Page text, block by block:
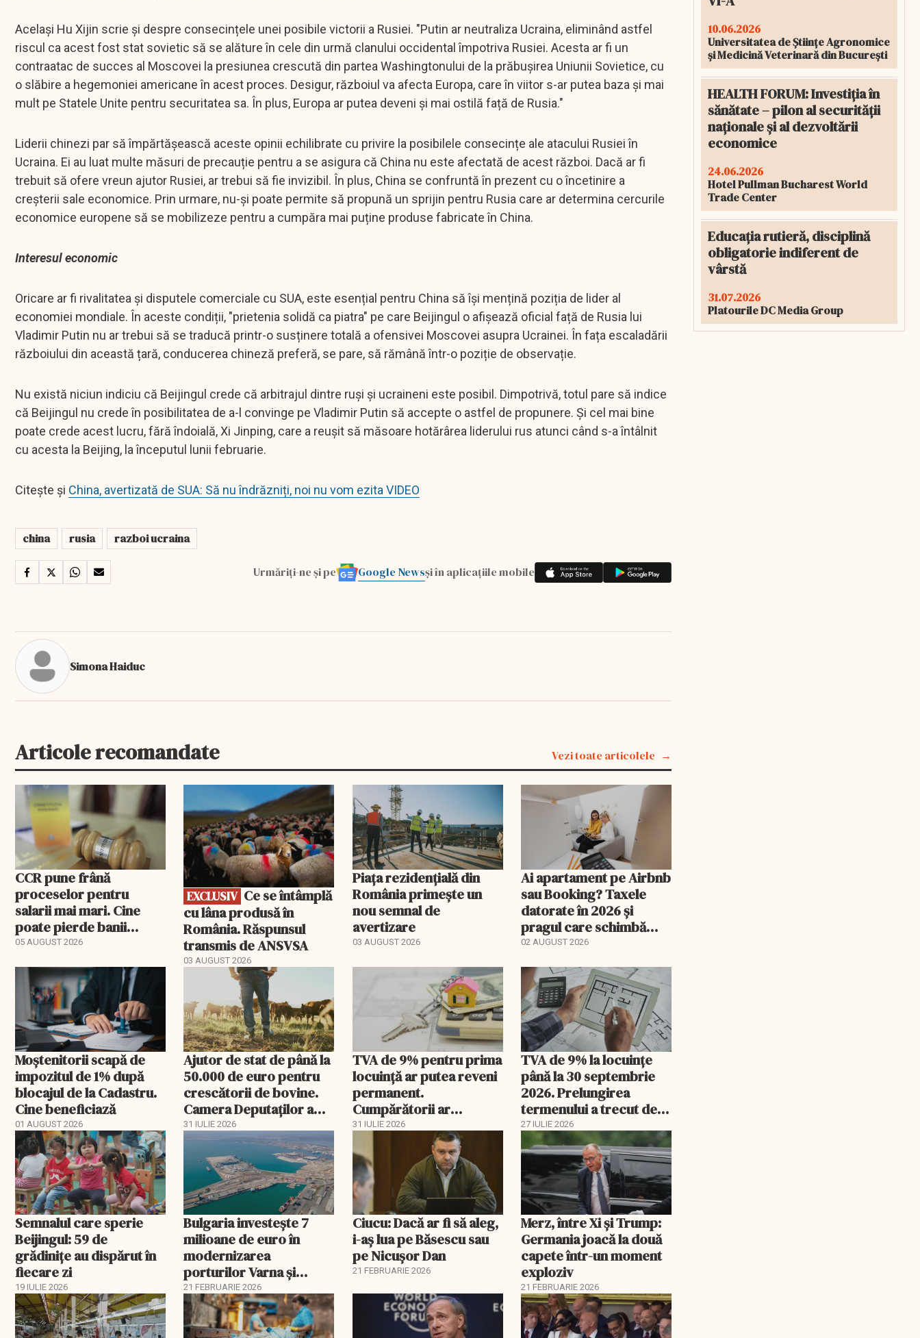
Același Hu Xijin scrie și despre consecințele unei posibile victorii a Rusiei. "Putin ar neutraliza Ucraina, eliminând astfel
riscul ca acest fost stat sovietic să se alăture în cele din urmă clanului occidental împotriva Rusiei. Acesta ar fi un
contraatac de succes al Moscovei la presiunea crescută din partea Washingtonului de la prăbușirea Uniunii Sovietice, cu
o slăbire a hegemoniei americane în acest proces. Desigur, războiul va afecta Europa, care în viitor s-ar putea baza și mai
mult pe Statele Unite pentru securitatea sa. În plus, Europa ar putea deveni și mai ostilă față de Rusia."
Liderii chinezi par să împărtășească aceste opinii echilibrate cu privire la posibilele consecințe ale atacului Rusiei în
Ucraina. Ei au luat multe măsuri de precauție pentru a se asigura că China nu este afectată de acest război. Dacă ar fi
trebuit să ofere vreun ajutor Rusiei, ar trebui să fie invizibil. În plus, China se confruntă în prezent cu o încetinire a
creșterii sale economice. Prin urmare, nu-și poate permite să propună un sprijin pentru Rusia care ar determina cercurile
economice europene să se mobilizeze pentru a cumpăra mai puține produse fabricate în China.
Interesul economic
Oricare ar fi rivalitatea și disputele comerciale cu SUA, este esențial pentru China să își mențină poziția de lider al
economiei mondiale. În aceste condiții, "prietenia solidă ca piatra" pe care Beijingul o afișează oficial față de Rusia lui
Vladimir Putin nu ar trebui să se traducă printr-o susținere totală a ofensivei Moscovei asupra Ucrainei. În fața escaladării
războiului din această țară, conducerea chineză preferă, se pare, să rămână într-o poziție de observație.
Nu există niciun indiciu că Beijingul crede că arbitrajul dintre ruși și ucraineni este posibil. Dimpotrivă, totul pare să indice
că Beijingul nu crede în posibilitatea de a-l convinge pe Vladimir Putin să accepte o astfel de propunere. Și cel mai bine
poate crede acest lucru, fără îndoială, Xi Jinping, care a reușit să măsoare hotărârea liderului rus atunci când s-a întâlnit
cu acesta la Beijing, la începutul lunii februarie.
Citește și China, avertizată de SUA: Să nu îndrăzniți, noi nu vom ezita VIDEO
china rusia razboi ucraina
Urmăriți-ne și pe Google Newsși în aplicațiile mobile
Simona Haiduc
Articole recomandate Vezi toate articolele
CCR pune frână
proceselor pentru
salarii mai mari. Cine
poate pierde banii
ceruți statului
05 AUGUST 2026
EXCLUSIV
EXCLUSIV
cu lâna produsă în
România. Răspunsul
transmis de ANSVSA
03 AUGUST 2026
Piața rezidențială din
România primește un
nou semnal de
avertizare
03 AUGUST 2026
Ai apartament pe Airbnb
sau Booking? Taxele
datorate în 2026 și
pragul care schimbă
regimul fiscal
02 AUGUST 2026
Moștenitorii scapă de
impozitul de 1% după
blocajul de la Cadastru.
Cine beneficiază
01 AUGUST 2026
Ajutor de stat de până la
50.000 de euro pentru
crescătorii de bovine.
Camera Deputaților a
aprobat schema
31 IULIE 2026
TVA de 9% pentru prima
locuință ar putea reveni
permanent.
Cumpărătorii ar
economisi zeci de mii de
31 IULIE 2026
TVA de 9% la locuințe
până la 30 septembrie
2026. Prelungirea
termenului a trecut de
comisia din Parlament
27 IULIE 2026
Semnalul care sperie
Beijingul: 59 de
grădinițe au dispărut în
fiecare zi
19 IULIE 2026
Bulgaria investește 7
milioane de euro în
modernizarea
porturilor Varna și
Burgas
21 FEBRUARIE 2026
Ciucu: Dacă ar fi să aleg,
i-aș lua pe Băsescu sau
pe Nicușor Dan
21 FEBRUARIE 2026
Merz, între Xi și Trump:
Germania joacă la două
capete într-un moment
exploziv
21 FEBRUARIE 2026
10.06.2026
Universitatea de Științe Agronomice
și Medicină Veterinară din București
HEALTH FORUM: Investiția în
sănătate – pilon al securității
naționale și al dezvoltării
economice
24.06.2026
Hotel Pullman Bucharest World
Trade Center
Educația rutieră, disciplină
obligatorie indiferent de
vârstă
31.07.2026
Platourile DC Media Group